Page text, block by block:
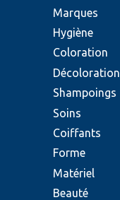
Marques
Hygiène
Coloration
Décoloration
Shampoings
Soins
Coiffants
Forme
Matériel
Beauté